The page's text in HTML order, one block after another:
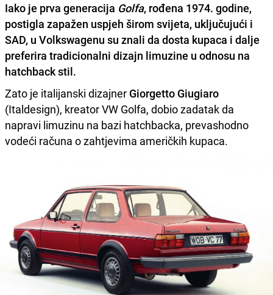
Iako je prva generacija Golfa, rođena 1974. godine,
postigla zapažen uspjeh širom svijeta, uključujući i
SAD, u Volkswagenu su znali da dosta kupaca i dalje
preferira tradicionalni dizajn limuzine u odnosu na
hatchback stil.
Zato je italijanski dizajner Giorgetto Giugiaro
(Italdesign), kreator VW Golfa, dobio zadatak da
napravi limuzinu na bazi hatchbacka, prevashodno
vodeći računa o zahtjevima američkih kupaca.